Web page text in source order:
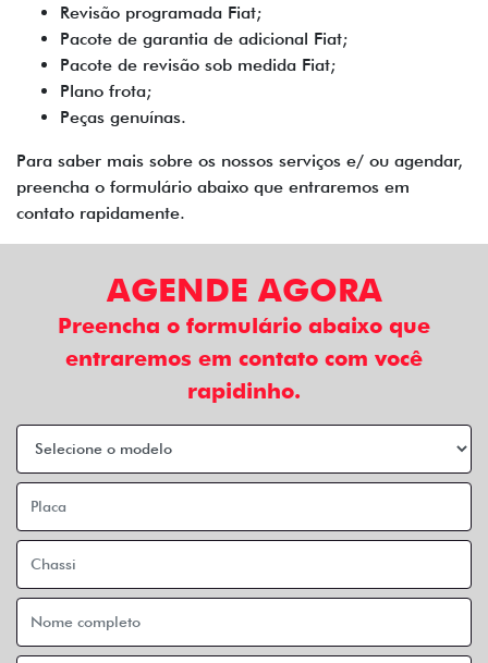
Revisão programada Fiat;
Pacote de garantia de adicional Fiat;
Pacote de revisão sob medida Fiat;
Plano frota;
Peças genuínas.
Para saber mais sobre os nossos serviços e/ ou agendar,
preencha o formulário abaixo que entraremos em
contato rapidamente.
AGENDE AGORA
Preencha o formulário abaixo que
entraremos em contato com você
rapidinho.